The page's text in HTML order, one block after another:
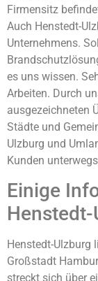
Firmensitz
Auch Henstedt-
Unternehmens.
es uns wissen.
Arbeiten. Durch
ausgezeichneten
Städte und
Ulzburg und
Kunden
Einige
Henstedt-Ulzburg
Großstadt
streckt sich über